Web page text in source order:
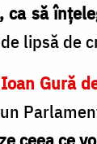
să
lipsă de
Gură